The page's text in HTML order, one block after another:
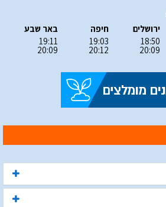
ירושלים
18:50
20:09
חיפה
19:03
20:12
באר שבע
19:11
20:09